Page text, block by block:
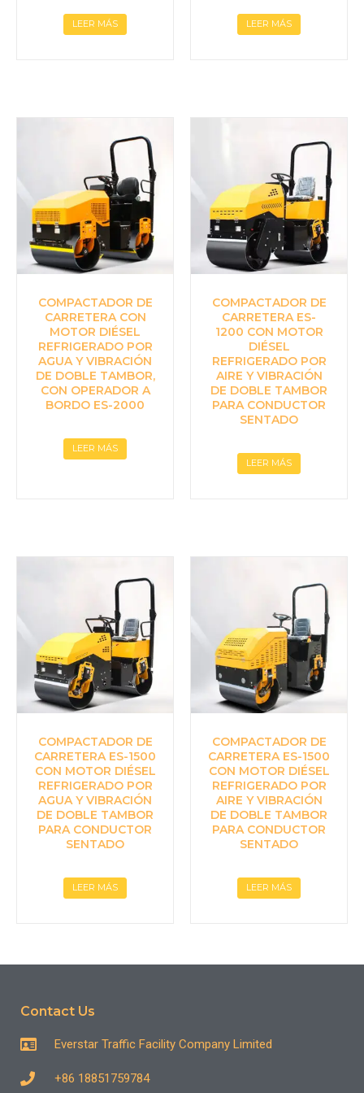
LEER MÁS LEER MÁS
COMPACTADOR DE
CARRETERA CON
MOTOR DIÉSEL
REFRIGERADO POR
AGUA Y VIBRACIÓN
DE DOBLE TAMBOR,
CON OPERADOR A
BORDO ES-2000
LEER MÁS
COMPACTADOR DE
CARRETERA ES-
1200 CON MOTOR
DIÉSEL
REFRIGERADO POR
AIRE Y VIBRACIÓN
DE DOBLE TAMBOR
PARA CONDUCTOR
SENTADO
LEER MÁS
COMPACTADOR DE
CARRETERA ES-1500
CON MOTOR DIÉSEL
REFRIGERADO POR
AGUA Y VIBRACIÓN
DE DOBLE TAMBOR
PARA CONDUCTOR
SENTADO
LEER MÁS
COMPACTADOR DE
CARRETERA ES-1500
CON MOTOR DIÉSEL
REFRIGERADO POR
AIRE Y VIBRACIÓN
DE DOBLE TAMBOR
PARA CONDUCTOR
SENTADO
LEER MÁS
Contact Us
Everstar Traffic Facility Company Limited
+86 18851759784